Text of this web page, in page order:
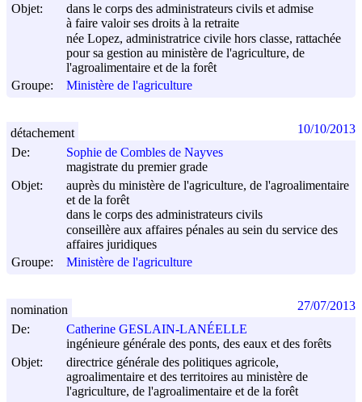
Objet:
dans le corps des administrateurs civils et admise
à faire valoir ses droits à la retraite
née Lopez, administratrice civile hors classe, rattachée
pour sa gestion au ministère de l'agriculture, de
l'agroalimentaire et de la forêt
Groupe:
Ministère de l'agriculture
De:
Sophie de Combles de Nayves
magistrate du premier grade
Objet:
auprès du ministère de l'agriculture, de l'agroalimentaire
et de la forêt
dans le corps des administrateurs civils
conseillère aux affaires pénales au sein du service des
affaires juridiques
Groupe:
Ministère de l'agriculture
détachement 10/10/2013
De:
Catherine GESLAIN-LANÉELLE
ingénieure générale des ponts, des eaux et des forêts
Objet:
directrice générale des politiques agricole,
agroalimentaire et des territoires au ministère de
l'agriculture, de l'agroalimentaire et de la forêt
nomination 27/07/2013